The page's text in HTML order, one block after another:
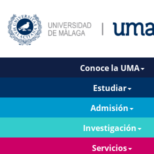
Conoce la UMA
Estudiar
Admisión
Investigación
Servicios